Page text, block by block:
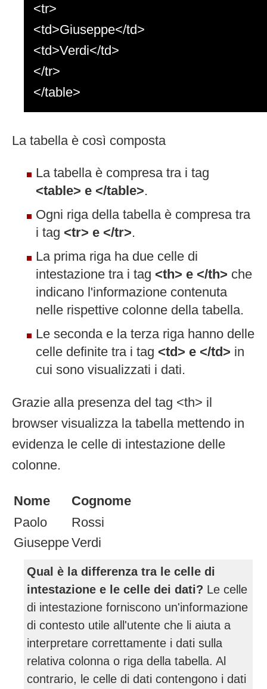
<tr>
<td>Giuseppe</td>
<td>Verdi</td>
</tr>
</table>
La tabella è così composta
La tabella è compresa tra i tag
<table> e </table>.
Ogni riga della tabella è compresa tra
i tag <tr> e </tr>.
La prima riga ha due celle di
intestazione tra i tag <th> e </th> che
indicano l'informazione contenuta
nelle rispettive colonne della tabella.
Le seconda e la terza riga hanno delle
celle definite tra i tag <td> e </td> in
cui sono visualizzati i dati.
Grazie alla presenza del tag <th> il
browser visualizza la tabella mettendo in
evidenza le celle di intestazione delle
colonne.
Nome
Cognome
Paolo
Rossi
GiuseppeVerdi
Qual è la differenza tra le celle di
intestazione e le celle dei dati? Le celle
di intestazione forniscono un'informazione
di contesto utile all'utente che li aiuta a
interpretare correttamente i dati sulla
relativa colonna o riga della tabella. Al
contrario, le celle di dati contengono i dati